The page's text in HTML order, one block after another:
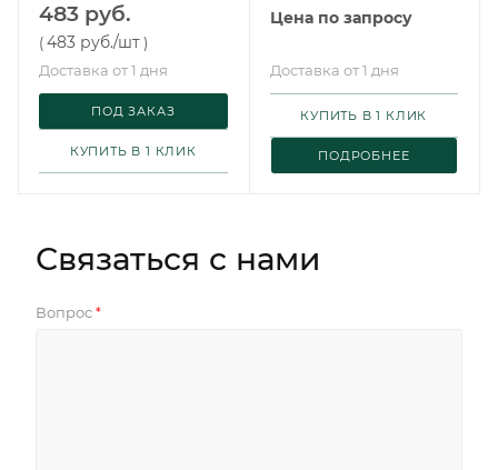
483 руб.
(483 руб./шт)
Доставка от 1 дня
ПОД ЗАКАЗ
КУПИТЬ В 1 КЛИК
Цена по запросу
Доставка от 1 дня
ПОДРОБНЕЕ
КУПИТЬ В 1 КЛИК
Связаться с нами
Вопрос *